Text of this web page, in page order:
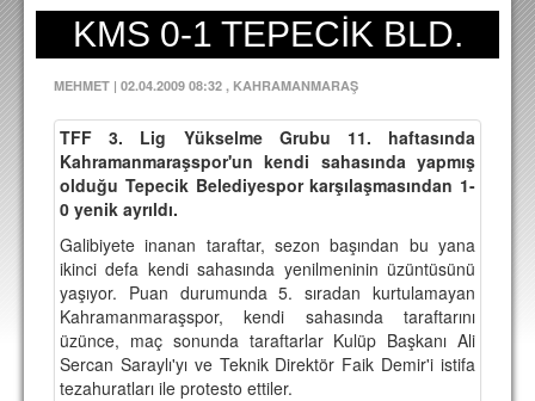
FİKSTÜR
KADRO
A TAKIM KADROSU
TEKNİK KADRO
TRANSFERLER
TARAFTAR
BİLETLER
DEPLASMAN
LİSANSLI ÜRÜNLER
KMS 0-1 TEPECİK BLD.
MEHMET | 02.04.2009 08:32 , KAHRAMANMARAŞ
TFF 3. Lig Yükselme Grubu 11. haftasında
Kahramanmaraşspor'un kendi sahasında yapmış
olduğu Tepecik Belediyespor karşılaşmasından 1-
0 yenik ayrıldı.
Galibiyete inanan taraftar, sezon başından bu yana
ikinci defa kendi sahasında yenilmeninin üzüntüsünü
yaşıyor. Puan durumunda 5. sıradan kurtulamayan
Kahramanmaraşspor, kendi sahasında taraftarını
üzünce, maç sonunda taraftarlar Kulüp Başkanı Ali
Sercan Saraylı'yı ve Teknik Direktör Faik Demir'i istifa
tezahuratları ile protesto ettiler.